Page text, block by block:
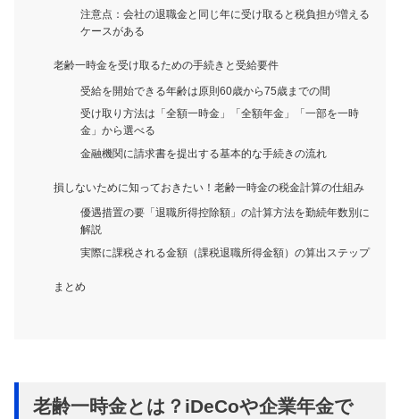
注意点：会社の退職金と同じ年に受け取ると税負担が増える
ケースがある
老齢一時金を受け取るための手続きと受給要件
受給を開始できる年齢は原則60歳から75歳までの間
受け取り方法は「全額一時金」「全額年金」「一部を一時
金」から選べる
金融機関に請求書を提出する基本的な手続きの流れ
損しないために知っておきたい！老齢一時金の税金計算の仕組み
優遇措置の要「退職所得控除額」の計算方法を勤続年数別に
解説
実際に課税される金額（課税退職所得金額）の算出ステップ
まとめ
老齢一時金とは？iDeCoや企業年金で